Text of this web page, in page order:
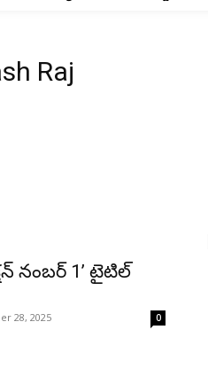
Raj
నంబర్ 1’ టైటిల్
28, 2025 0